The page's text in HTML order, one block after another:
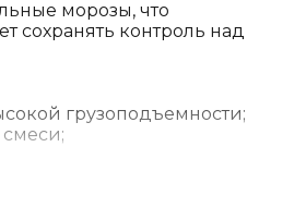
морозы, что
сохранять контроль над
грузоподъемности;